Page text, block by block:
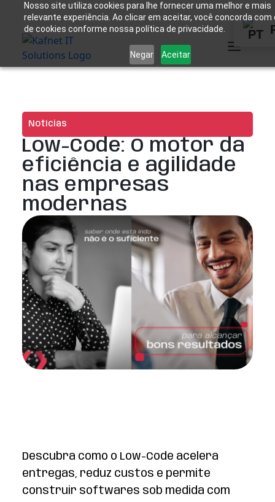
Nosso site utiliza cookies para lhe fornecer uma melhor e mais
relevante experiência. Ao clicar em aceitar, você concorda com
de cookies conforme nossa política de privacidade.
Negar Aceitar
Notícias
Low-Code: O motor da
eficiência e agilidade
nas empresas
modernas
Descubra como o Low-Code acelera
entregas, reduz custos e permite
construir softwares sob medida com